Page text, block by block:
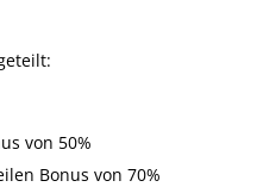
von 50%
Bonus von 70%